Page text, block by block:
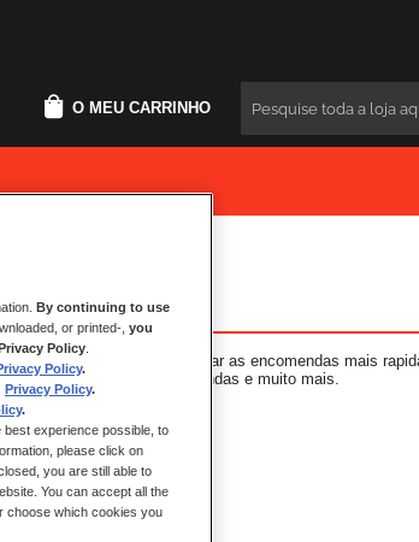
O MEU CARRINHO Pesquisar
tem muitas vantagens: finalizar as encomendas mais
o estado das suas encomendas e muito mais.
By continuing to use
or printed-, you
Policy
Policy.
Privacy Policy.
.
experience possible, to
please click on
you are still able to
You can accept all the
choose which cookies you